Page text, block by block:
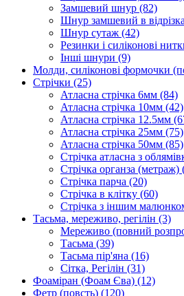
Замшевий шнур (82)
Шнур замшевий в
Шнур сутаж (42)
Резинки і силіконові
Інші шнури (9)
Молди, силіконові формочки
Стрічки (25)
Атласна стрічка 6мм (84)
Атласна стрічка 10мм (42)
Атласна стрічка 12.5мм
Атласна стрічка 25мм (75)
Атласна стрічка 50мм (85)
Стрічка атласна з
Стрічка органза (метраж)
Стрічка парча (20)
Стрічка в клітку (60)
Стрічка з іншим
Тасьма, мереживо, регілін (3)
Мереживо (повний
Тасьма (39)
Тасьма пір'яна (16)
Сітка, Регілін (31)
Фоаміран (Фоам Єва) (12)
Фетр (повсть) (120)